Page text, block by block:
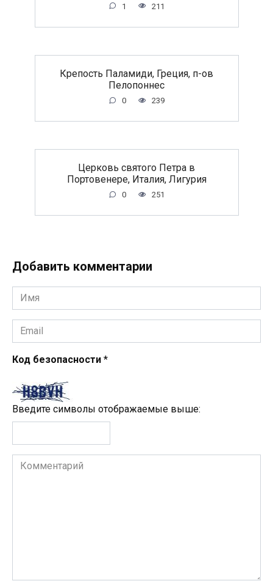
1 211
Крепость Паламиди, Греция, п-ов
Пелопоннес
0 239
Церковь святого Петра в
Портовенере, Италия, Лигурия
0 251
Добавить комментарии
Имя
*
Email
*
Код безопасности *
Введите символы отображаемые выше:
Комментарий